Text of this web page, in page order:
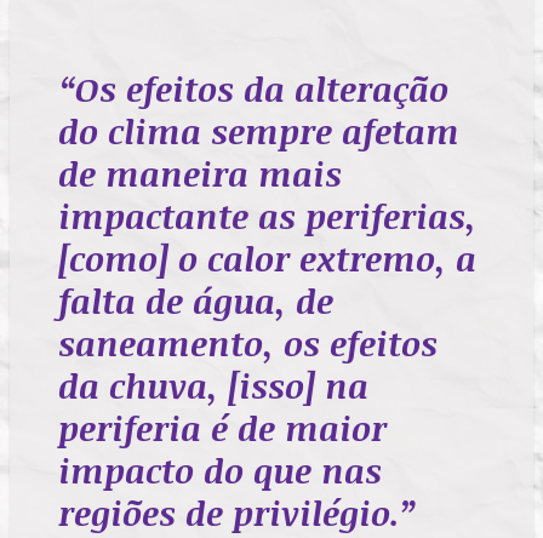
“Os efeitos da alteração
do clima sempre afetam
de maneira mais
impactante as periferias,
[como] o calor extremo, a
falta de água, de
saneamento, os efeitos
da chuva, [isso] na
periferia é de maior
impacto do que nas
regiões de privilégio.”